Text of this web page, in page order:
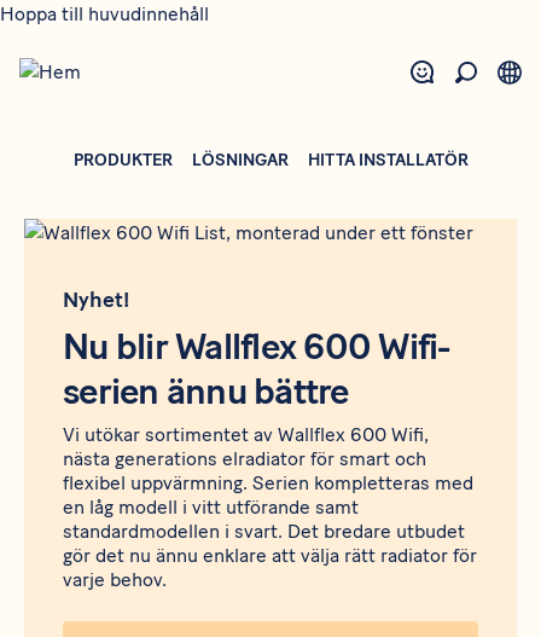
Hoppa till huvudinnehåll
PRODUKTER LÖSNINGAR HITTA INSTALLATÖR
Nyhet!
Nu blir Wallflex 600 Wifi-
serien ännu bättre
Vi utökar sortimentet av Wallflex 600 Wifi,
nästa generations elradiator för smart och
flexibel uppvärmning. Serien kompletteras med
en låg modell i vitt utförande samt
standardmodellen i svart. Det bredare utbudet
gör det nu ännu enklare att välja rätt radiator för
varje behov.